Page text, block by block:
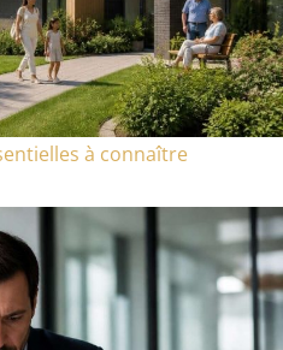
à connaître